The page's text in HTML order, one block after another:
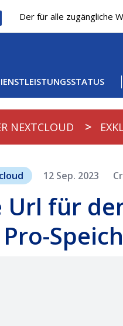
Der für alle zugängliche
NEXTCLOUD
12 Sep. 2023
Url für